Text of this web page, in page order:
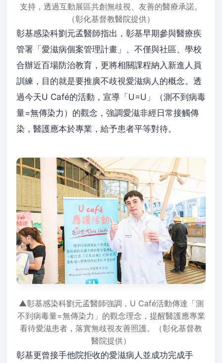
支持，透過互動展區共創無歧視、友善的醫療承諾。
（彰化基督教醫院提供）
彰基感染科劉元孟醫師指出，彰基早期參與醫療疾
管署「愛滋病個案管理計畫」、不僅與社區、學校
合辦近百場防治教育，更將相關課程納入新進人員
訓練，目的就是要推廣不歧視愛滋病人的概念。透
過今天U Café的活動，宣導「U=U」（測不到病毒
量=無傳染力）的觀念，強調愛滋非經日常接觸傳
染，醫護應本於專業，給予患者平等對待。
▲彰基感染科劉元孟醫師強調，U Café活動傳達「測
不到病毒量=無傳染力」的觀念理念，提醒醫護應專業
看待愛滋患者，落實無歧視友善照護。（彰化基督教
醫院提供）
彰基更曾接手他院拒收的愛滋病人並成功完成手